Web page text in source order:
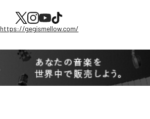
https://gegismellow.com/